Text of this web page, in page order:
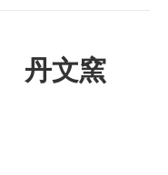
丹文窯